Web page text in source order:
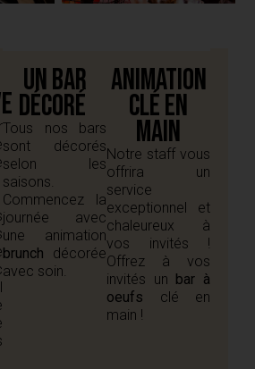
Un bar
décoré
Tous nos bars
sont décorés
selon les
saisons.
Commencez la
journée avec
une animation
brunch décorée
avec soin.
Animation
clé en
main
Notre staff vous
offrira un
service
exceptionnel et
chaleureux à
vos invités !
Offrez à vos
invités un bar à
oeufs clé en
main !